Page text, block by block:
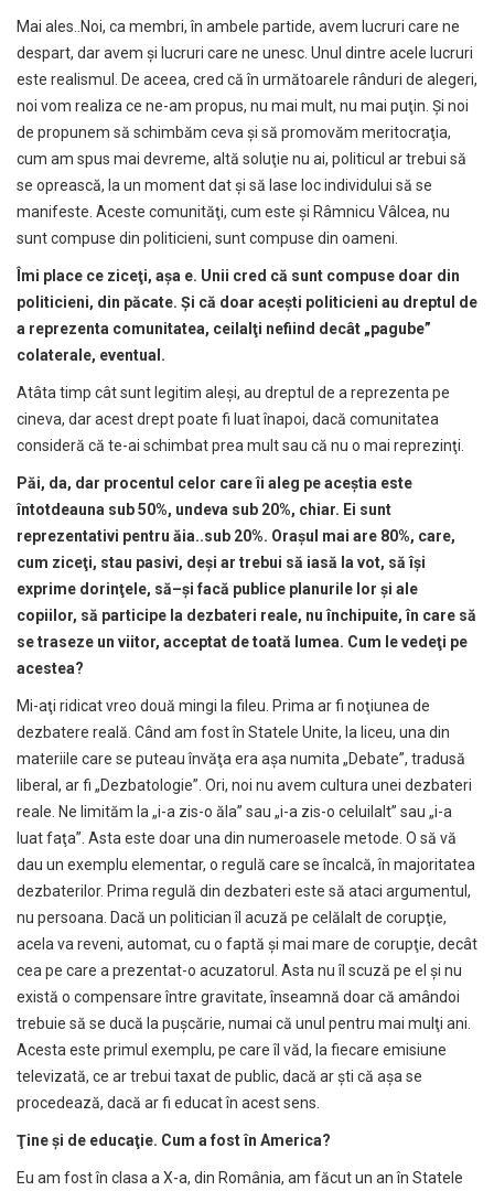
Mai ales..Noi, ca membri, în ambele partide, avem lucruri care ne
despart, dar avem şi lucruri care ne unesc. Unul dintre acele lucruri
este realismul. De aceea, cred că în următoarele rânduri de alegeri,
noi vom realiza ce ne-am propus, nu mai mult, nu mai puţin. Şi noi
de propunem să schimbăm ceva şi să promovăm meritocraţia,
cum am spus mai devreme, altă soluţie nu ai, politicul ar trebui să
se oprească, la un moment dat şi să lase loc individului să se
manifeste. Aceste comunităţi, cum este şi Râmnicu Vâlcea, nu
sunt compuse din politicieni, sunt compuse din oameni.
Îmi place ce ziceţi, aşa e. Unii cred că sunt compuse doar din
politicieni, din păcate. Şi că doar aceşti politicieni au dreptul de
a reprezenta comunitatea, ceilal ţi nefiind decât „pagube”
colaterale, eventual.
Atâta timp cât sunt legitim aleşi, au dreptul de a reprezenta pe
cineva, dar acest drept poate fi luat înapoi, dacă comunitatea
consideră că te-ai schimbat prea mult sau că nu o mai reprezinţi.
Păi, da, dar procentul celor care îi aleg pe aceştia este
întotdeauna sub 50%, undeva sub 20%, chiar. Ei sunt
reprezentativi pentru ăia..sub 20%. Oraşul mai are 80%, care,
cum ziceţi, stau pasivi, deşi ar trebui să iasă la vot, săîşi
exprime dorinţele, să–şi facă publice planurile lor şi ale
copiilor, să participe la dezbateri reale, nu închipuite, în care să
se traseze un viitor, acceptat de toată lumea. Cum le vedeţi pe
acestea?
Mi-aţi ridicat vreo două mingi la fileu. Prima ar fi noţiunea de
dezbatere reală. Când am fost în Statele Unite, la liceu, una din
materiile care se puteau învăţa era aşa numita „Debate”, tradusă
liberal, ar fi „Dezbatologie”. Ori, noi nu avem cultura unei dezbateri
reale. Ne limităm la „i-a zis-o ăla” sau „i-a zis-o celuilalt” sau „i-a
luat faţa”. Asta este doar una din numeroasele metode. O să vă
dau un exemplu elementar, o regulă care se încalcă, în majoritatea
dezbaterilor. Prima regulă din dezbateri este să ataci argumentul,
nu persoana. Dacă un politician îl acuză pe celălalt de corupţie,
acela va reveni, automat, cu o faptă şi mai mare de corupţie, decât
cea pe care a prezentat-o acuzatorul. Asta nu îl scuză pe el şi nu
există o compensare între gravitate, înseamnă doar că amândoi
trebuie să se ducă la puşcărie, numai că unul pentru mai mulţi ani.
Acesta este primul exemplu, pe care îl văd, la fiecare emisiune
televizată, ce ar trebui taxat de public, dacă ar şti că aşa se
procedează, dacă ar fi educat în acest sens.
Ţineşi de educaţie. Cum a fost în America?
Eu am fost în clasa a X-a, din România, am făcut un an în Statele